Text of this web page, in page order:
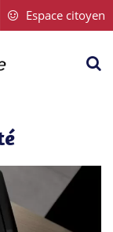
Espace citoyen